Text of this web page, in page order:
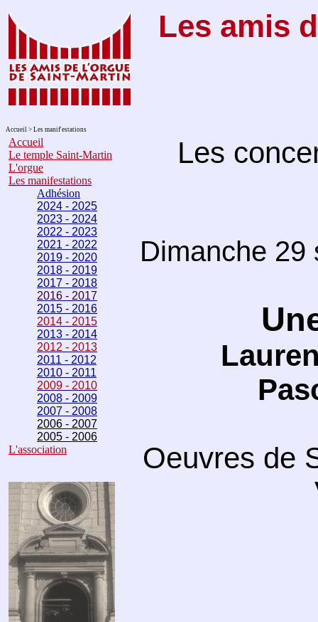
Les amis
Accueil > Les manif'estations
Accueil
Le temple Saint-Martin
L'orgue
Les manifestations
Adhésion
2024 - 2025
2023 - 2024
2022 - 2023
2021 - 2022
2019 - 2020
2018 - 2019
2017 - 2018
2016 - 2017
2015 - 2016
2014 - 2015
2013 - 2014
2012 - 2013
2011 - 2012
2010 - 2011
2009 - 2010
2008 - 2009
2007 - 2008
2006 - 2007
2005 - 2006
L'association
Les
Dimanche 29
Oeuvres de